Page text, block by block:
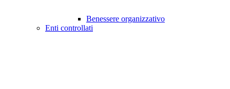
Benessere organizzativo
Enti controllati